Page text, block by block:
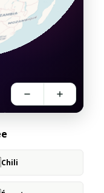
Chili